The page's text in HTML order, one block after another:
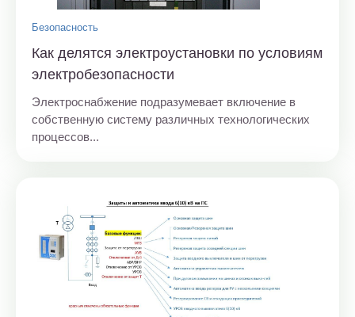
Безопасность
Как делятся электроустановки по условиям
электробезопасности
Электроснабжение подразумевает включение в
собственную систему различных технологических
процессов...